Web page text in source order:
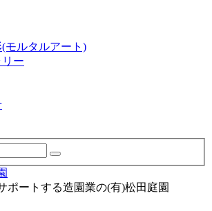
モルタルアート)
ー
ポートする造園業の(有)松田庭園